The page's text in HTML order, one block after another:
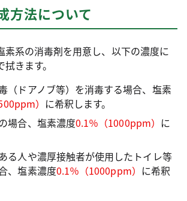
方法について
素系の消毒剤を用意し、以下の濃度に
きます。
（ドアノブ等）を消毒する場合、塩素
） に希釈します。
場合、塩素濃度0.1％（1000ppm） に
る人や濃厚接触者が使用したトイレ等
、塩素濃度0.1％（1000ppm） に希釈